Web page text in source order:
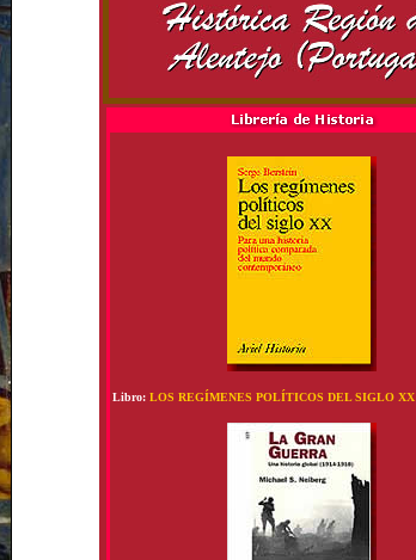
Libro: LOS REGÍMENES POLÍTICOS DEL SIGLO XX